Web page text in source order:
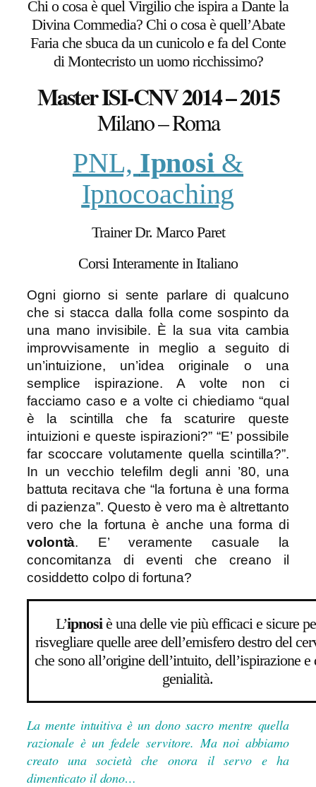
Chi o cosa è quel Virgilio che ispira a Dante la
Divina Commedia? Chi o cosa è quell’Abate
Faria che sbuca da un cunicolo e fa del Conte
di Montecristo un uomo ricchissimo?
Master ISI-CNV 2014 – 2015
Milano – Roma
PNL, Ipnosi &
Ipnocoaching
Trainer Dr. Marco Paret
Corsi Interamente in Italiano
Ogni giorno si sente parlare di qualcuno
che si stacca dalla folla come sospinto da
una mano invisibile. È la sua vita cambia
improvvisamente in meglio a seguito di
un’intuizione, un’idea originale o una
semplice ispirazione. A volte non ci
facciamo caso e a volte ci chiediamo “qual
è la scintilla che fa scaturire queste
intuizioni e queste ispirazioni?” “E’ possibile
far scoccare volutamente quella scintilla?”.
In un vecchio telefilm degli anni ’80, una
battuta recitava che “la fortuna è una forma
di pazienza”. Questo è vero ma è altrettanto
vero che la fortuna è anche una forma di
volontà. E’ veramente casuale la
concomitanza di eventi che creano il
cosiddetto colpo di fortuna?
L’ipnosiè una delle vie più efficaci e sicure
risvegliare quelle aree dell’emisfero destro del
che sono all’origine dell’intuito, dell’ispirazione e
genialità.
La mente intuitiva è un dono sacro mentre quella
razionale è un fedele servitore. Ma noi abbiamo
creato una società che onora il servo e ha
dimenticato il dono…